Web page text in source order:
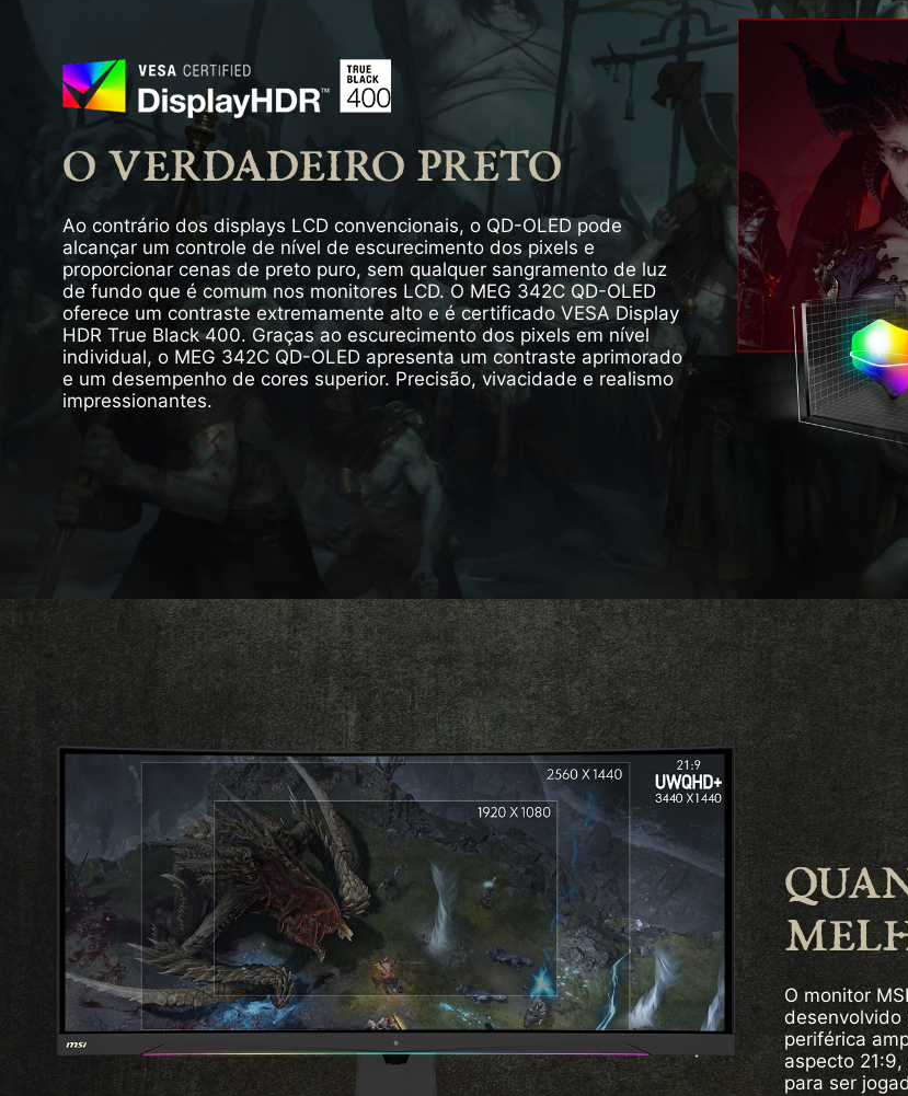
O VERDADEIRO PRETO
Ao contrário dos displays LCD convencionais, o QD-OLED pode
alcançar um controle de nível de escurecimento dos pixels e
proporcionar cenas de preto puro, sem qualquer sangramento de luz
de fundo que é comum nos monitores LCD. O MEG 342C QD-OLED
oferece um contraste extremamente alto e é certificado VESA Display
HDR True Black 400. Graças ao escurecimento dos pixels em nível
individual, o MEG 342C QD-OLED apresenta um contraste aprimorado
e um desempenho de cores superior. Precisão, vivacidade e realismo
impressionantes.
O monitor
desenvolvido
periférica
aspecto
para ser